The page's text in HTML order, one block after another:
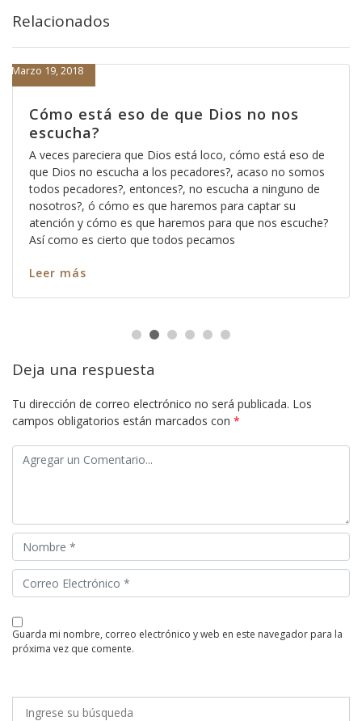
Relacionados
Cómo está eso de que Dios no nos
escucha?
Marzo 19, 2018
A veces pareciera que Dios está loco, cómo está eso de
que Dios no escucha a los pecadores?, acaso no somos
todos pecadores?, entonces?, no escucha a ninguno de
nosotros?, ó cómo es que haremos para captar su
atención y cómo es que haremos para que nos escuche?
Así como es cierto que todos pecamos
Leer más
Deja una respuesta
Tu dirección de correo electrónico no será publicada. Los
campos obligatorios están marcados con *
guarda mi nombre, correo electrónico y web en este navegador para la
próxima vez que comente.